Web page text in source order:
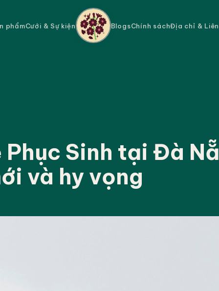
phẩmCưới & Sự kiện BlogsChính sáchĐịa chỉ &
Phục Sinh tại Đà
và hy vọng